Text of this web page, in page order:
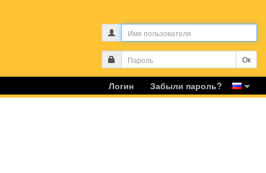
Забыли пароль?
Логин